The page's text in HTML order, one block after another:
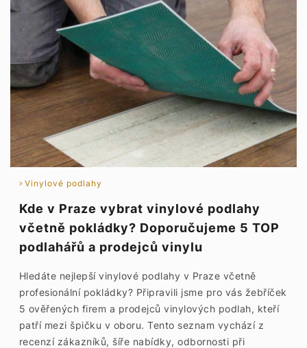
Vinylové podlahy
Kde v Praze vybrat vinylové podlahy
včetně pokládky? Doporučujeme 5 TOP
podlahářů a prodejců vinylu
Hledáte nejlepší vinylové podlahy v Praze včetně
profesionální pokládky? Připravili jsme pro vás žebříček
5 ověřených firem a prodejců vinylových podlah, kteří
patří mezi špičku v oboru. Tento seznam vychází z
recenzí zákazníků, šíře nabídky, odbornosti při